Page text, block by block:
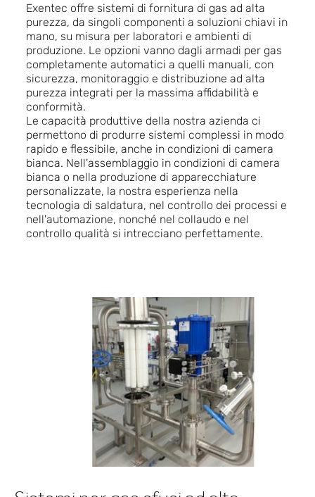
Exentec offre sistemi di fornitura di gas ad alta
purezza, da singoli componenti a soluzioni chiavi in
mano, su misura per laboratori e ambienti di
produzione. Le opzioni vanno dagli armadi per gas
completamente automatici a quelli manuali, con
sicurezza, monitoraggio e distribuzione ad alta
purezza integrati per la massima affidabilità e
conformità.
Le capacità produttive della nostra azienda ci
permettono di produrre sistemi complessi in modo
rapido e flessibile, anche in condizioni di camera
bianca. Nell'assemblaggio in condizioni di camera
bianca o nella produzione di apparecchiature
personalizzate, la nostra esperienza nella
tecnologia di saldatura, nel controllo dei processi e
nell'automazione, nonché nel collaudo e nel
controllo qualità si intrecciano perfettamente.